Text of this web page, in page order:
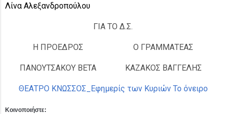
Λίνα Αλεξανδροπούλου
ΓΙΑ ΤΟ Δ.Σ.
Η ΠΡΟΕΔΡΟΣ
ΠΑΝΟΥΤΣΑΚΟΥ ΒΕΤΑ
Ο ΓΡΑΜΜΑΤΕΑΣ
ΚΑΖΑΚΟΣ ΒΑΓΓΕΛΗΣ
ΘΕΑΤΡΟ ΚΝΩΣΣΟΣ_Εφημερίς των Κυριών Το όνειρο
Κοινοποιήστε: